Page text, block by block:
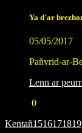
Ya d'ar
05/05/2017
Pañvrid-ar-
Lenn ar
0
Kentañ1516171819